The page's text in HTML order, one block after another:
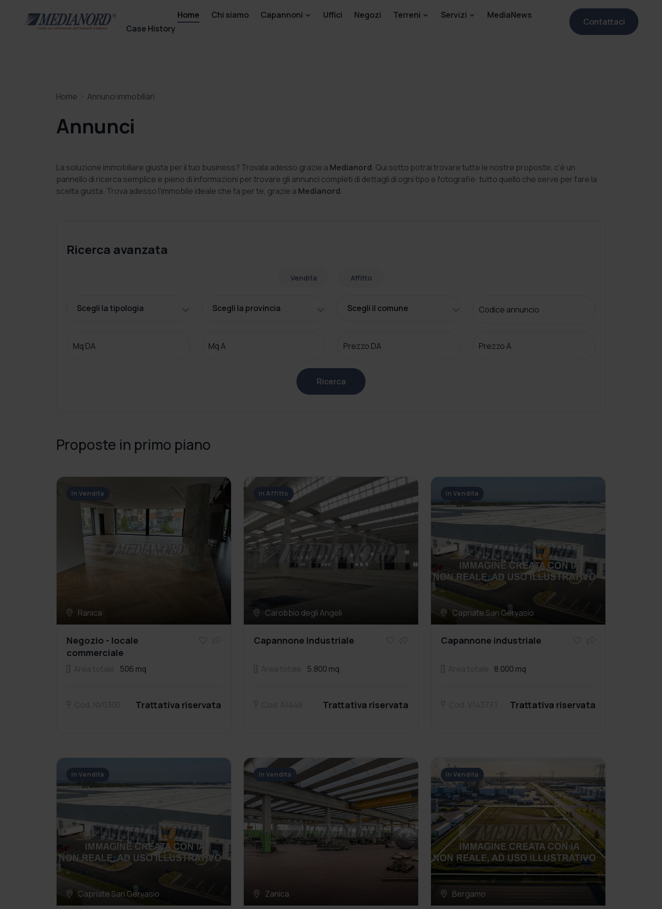
Home Chi siamo Capannoni Uffici Negozi Terreni Servizi
MediaNews
Case History
Contattaci
Home Annunci immobiliari
Annunci
La soluzione immobiliare giusta per il tuo business? Trovala adesso grazie a Medianord. Qui sotto potrai trovare tutte le nostre proposte, c'è un
pannello di ricerca semplice e pieno di informazioni per trovare gli annunci completi di dettagli di ogni tipo e fotografie: tutto quello che serve per fare la
scelta giusta. Trova adesso l'immobile ideale che fa per te, grazie a Medianord.
Ricerca avanzata
Vendita Affitto
Scegli la tipologia Scegli la provincia Scegli il comune Codice annuncio
Mq DA Mq A Prezzo DA Prezzo A
Ricerca
Proposte in primo piano
Ranica
In Vendita
Negozio - locale
commerciale
506 mq
Trattativa riservata
Carobbio degli Angeli
In Affitto
Capannone industriale
5.800 mq
Trattativa riservata
Capriate San Gervasio
In Vendita
Capannone industriale
8.000 mq
Trattativa riservata
Capriate San Gervasio
In Vendita
Zanica
In Vendita
Bergamo
In Vendita